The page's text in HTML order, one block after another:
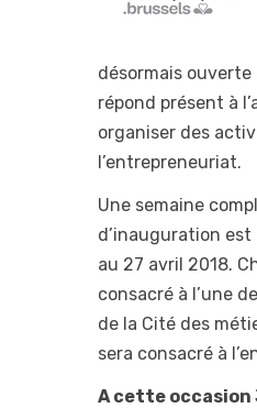
désormais
répond présent à
organiser des
l’entrepreneuriat.
Une semaine
d’inauguration
au 27 avril 2018.
consacré à l’une
de la Cité des
sera consacré à
A cette